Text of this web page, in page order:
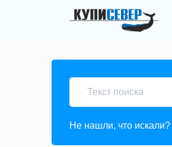
Не нашли, что искали?